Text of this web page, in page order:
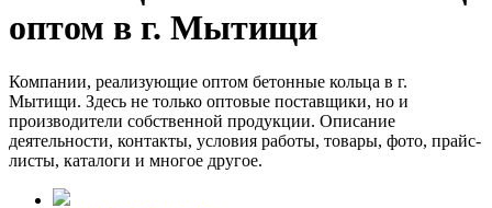
оптом в г. Мытищи
Компании, реализующие оптом бетонные кольца в г.
Мытищи. Здесь не только оптовые поставщики, но и
производители собственной продукции. Описание
деятельности, контакты, условия работы, товары, фото, прайс-
листы, каталоги и многое другое.